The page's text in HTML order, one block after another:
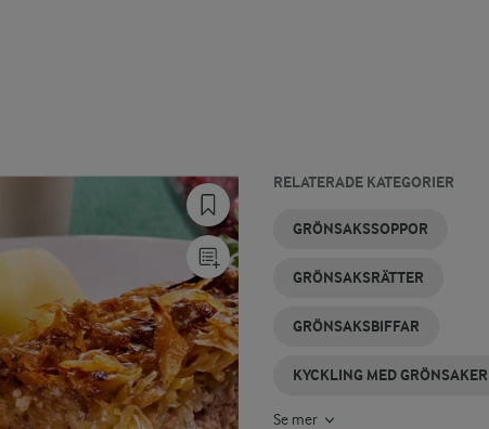
RELATERADE KATEGORIER
GRÖNSAKSSOPPOR
GRÖNSAKSRÄTTER
GRÖNSAKSBIFFAR
KYCKLING MED GRÖNSAKER
VINTERMAT
GRÖNSAKSGRATÄNG
WOKGRÖNSAKER
GRÖNSAKER
I UGN
KOKA
GRÖNSAKER
VINTERSALLAD
Se mer